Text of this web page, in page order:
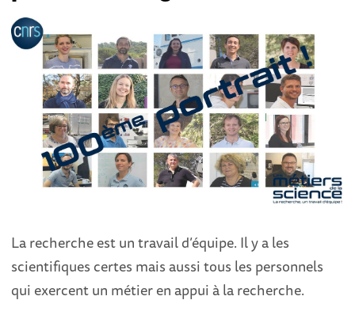
La recherche est un travail d’équipe. Il y a les
scientifiques certes mais aussi tous les personnels
qui exercent un métier en appui à la recherche.